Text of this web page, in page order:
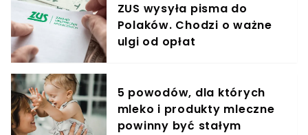
ZUS wysyła pisma do
Polaków. Chodzi o ważne
ulgi od opłat
5 powodów, dla których
mleko i produkty mleczne
powinny być stałym